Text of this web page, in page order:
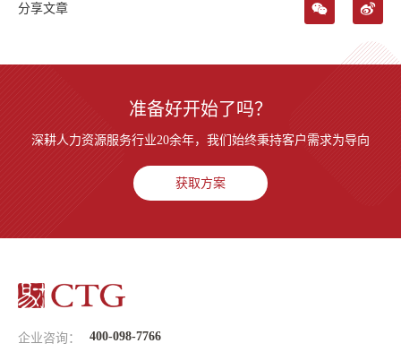
分享文章
准备好开始了吗？
深耕人力资源服务行业20余年，我们始终秉持客户需求为导向
获取方案
企业咨询： 400-098-7766